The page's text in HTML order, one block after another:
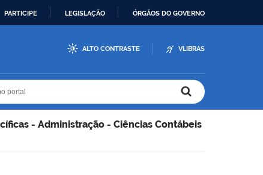
PARTICIPE LEGISLAÇÃO ÓRGÃOS DO GOVERNO
ALTO CONTRASTE VLIBRAS
- Administração - Ciências Contábeis